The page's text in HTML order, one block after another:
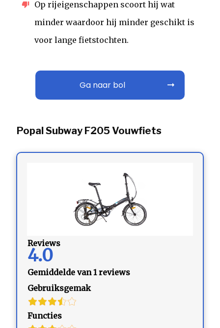
Op rijeigenschappen scoort hij wat
minder waardoor hij minder geschikt is
voor lange fietstochten.
Ga naar bol
Popal Subway F205 Vouwfiets
Reviews
4.0
Gemiddelde van 1 reviews
Gebruiksgemak
Functies